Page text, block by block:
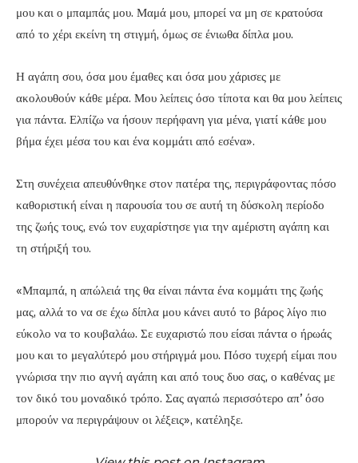
μου και ο μπαμπάς μου. Μαμά μου, μπορεί να μη σε κρατούσα
από το χέρι εκείνη τη στιγμή, όμως σε ένιωθα δίπλα μου.
Η αγάπη σου, όσα μου έμαθες και όσα μου χάρισες με
ακολουθούν κάθε μέρα. Μου λείπεις όσο τίποτα και θα μου λείπεις
για πάντα. Ελπίζω να ήσουν περήφανη για μένα, γιατί κάθε μου
βήμα έχει μέσα του και ένα κομμάτι από εσένα».
Στη συνέχεια απευθύνθηκε στον πατέρα της, περιγράφοντας πόσο
καθοριστική είναι η παρουσία του σε αυτή τη δύσκολη περίοδο
της ζωής τους, ενώ τον ευχαρίστησε για την αμέριστη αγάπη και
τη στήριξή του.
«Μπαμπά, η απώλειά της θα είναι πάντα ένα κομμάτι της ζωής
μας, αλλά το να σε έχω δίπλα μου κάνει αυτό το βάρος λίγο πιο
εύκολο να το κουβαλάω. Σε ευχαριστώ που είσαι πάντα ο ήρωάς
μου και το μεγαλύτερό μου στήριγμά μου. Πόσο τυχερή είμαι που
γνώρισα την πιο αγνή αγάπη και από τους δυο σας, ο καθένας με
τον δικό του μοναδικό τρόπο. Σας αγαπώ περισσότερο απ’ όσο
μπορούν να περιγράψουν οι λέξεις», κατέληξε.